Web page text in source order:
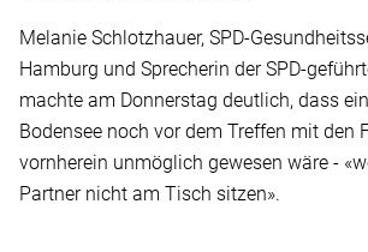
Melanie Schlotzhauer, SPD-
Hamburg und Sprecherin der SPD-
machte am Donnerstag deutlich, dass
Bodensee noch vor dem Treffen mit den
vornherein unmöglich gewesen wäre -
Partner nicht am Tisch sitzen».